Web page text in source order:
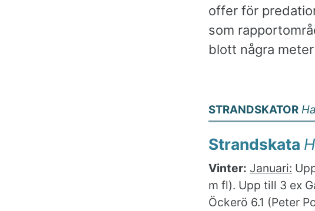
offer för
som
blott några
STRANDSKATOR
Strandskata
Vinter: Januari:
m fl). Upp till 3 ex
Öckerö 6.1 (Peter